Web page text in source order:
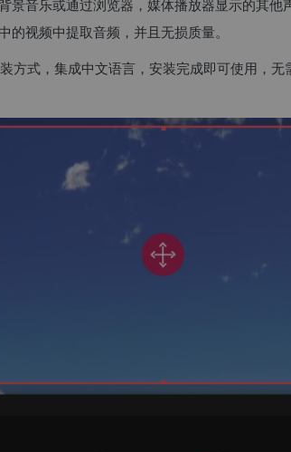
景音乐或通过浏览器，媒体播放器显示的其他
的视频中提取音频，并且无损质量。
方式，集成中文语言，安装完成即可使用，